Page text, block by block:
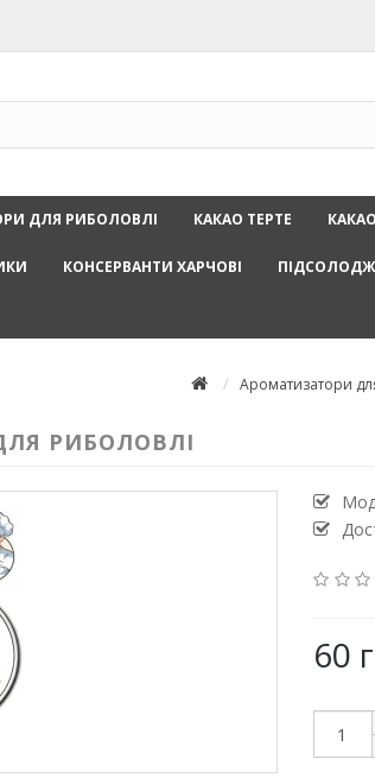
ДЛЯ РИБОЛОВЛІ КАКАО ТЕРТЕ
КОНСЕРВАНТИ ХАРЧОВІ
Ароматизатори
РИБОЛОВЛІ
60